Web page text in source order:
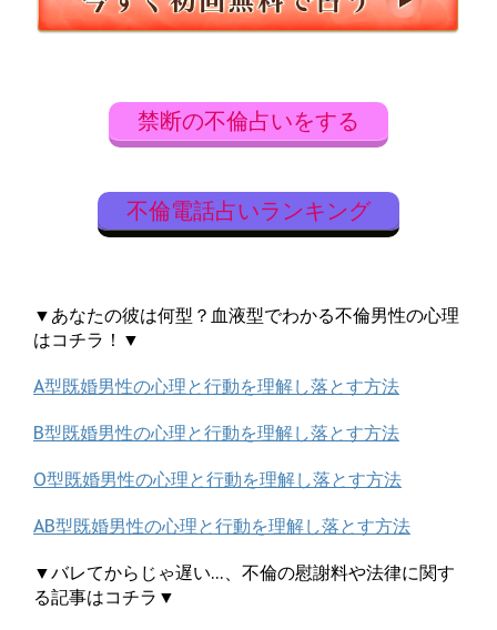
禁断の不倫占いをする
不倫電話占いランキング
▼あなたの彼は何型？血液型でわかる不倫男性の心理
はコチラ！▼
A型既婚男性の心理と行動を理解し落とす方法
B型既婚男性の心理と行動を理解し落とす方法
O型既婚男性の心理と行動を理解し落とす方法
AB型既婚男性の心理と行動を理解し落とす方法
▼バレてからじゃ遅い…、不倫の慰謝料や法律に関す
る記事はコチラ▼